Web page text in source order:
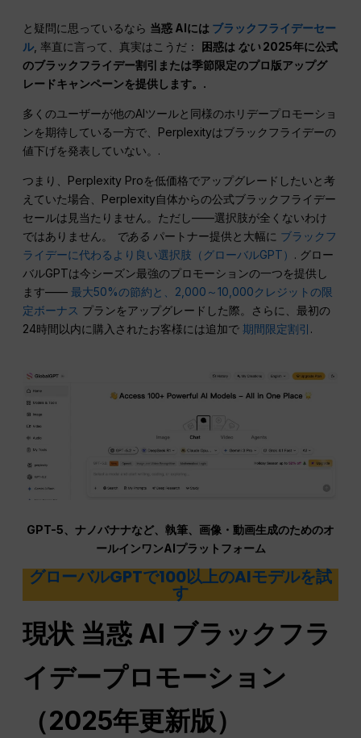
と疑問に思っているなら 当惑 AIには ブラックフライデーセー
ル, 率直に言って、真実はこうだ： 困惑は ない2025年に公式
のブラックフライデー割引または季節限定のプロ版アップグ
レードキャンペーンを提供します。.
多くのユーザーが他のAIツールと同様のホリデープロモーショ
ンを期待している一方で、Perplexityはブラックフライデーの
値下げを発表していない。.
つまり、Perplexity Proを低価格でアップグレードしたいと考
えていた場合、Perplexity自体からの公式ブラックフライデー
セールは見当たりません。ただし——選択肢が全くないわけ
ではありません。
である パートナー提供と大幅に ブラックフ
ライデーに代わるより良い選択肢（グローバルGPT） . グロー
バルGPTは今シーズン最強のプロモーションの一つを提供し
ます——最大50%の節約と、2,000～10,000クレジットの限
定ボーナス プランをアップグレードした際。さらに、最初の
24時間以内に購入されたお客様には追加で期間限定割引 .
GPT-5、ナノバナナなど、執筆、画像・動画生成のためのオ
ールインワンAIプラットフォーム
グローバルGPTで100以上のAIモデルを試
す
現状 当惑 AI ブラックフラ
イデープロモーション
（2025年更新版）